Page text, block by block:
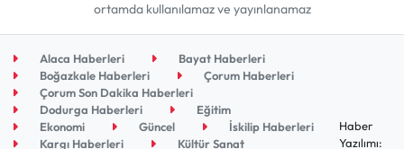
ortamda kullanılamaz ve yayınlanamaz
Alaca Haberleri
Bayat Haberleri
Boğazkale Haberleri
Çorum Haberleri
Çorum Son Dakika Haberleri
Dodurga Haberleri
Eğitim
Ekonomi
Güncel
İskilip Haberleri
Kargı Haberleri
Kültür Sanat
Haber
Yazılımı: